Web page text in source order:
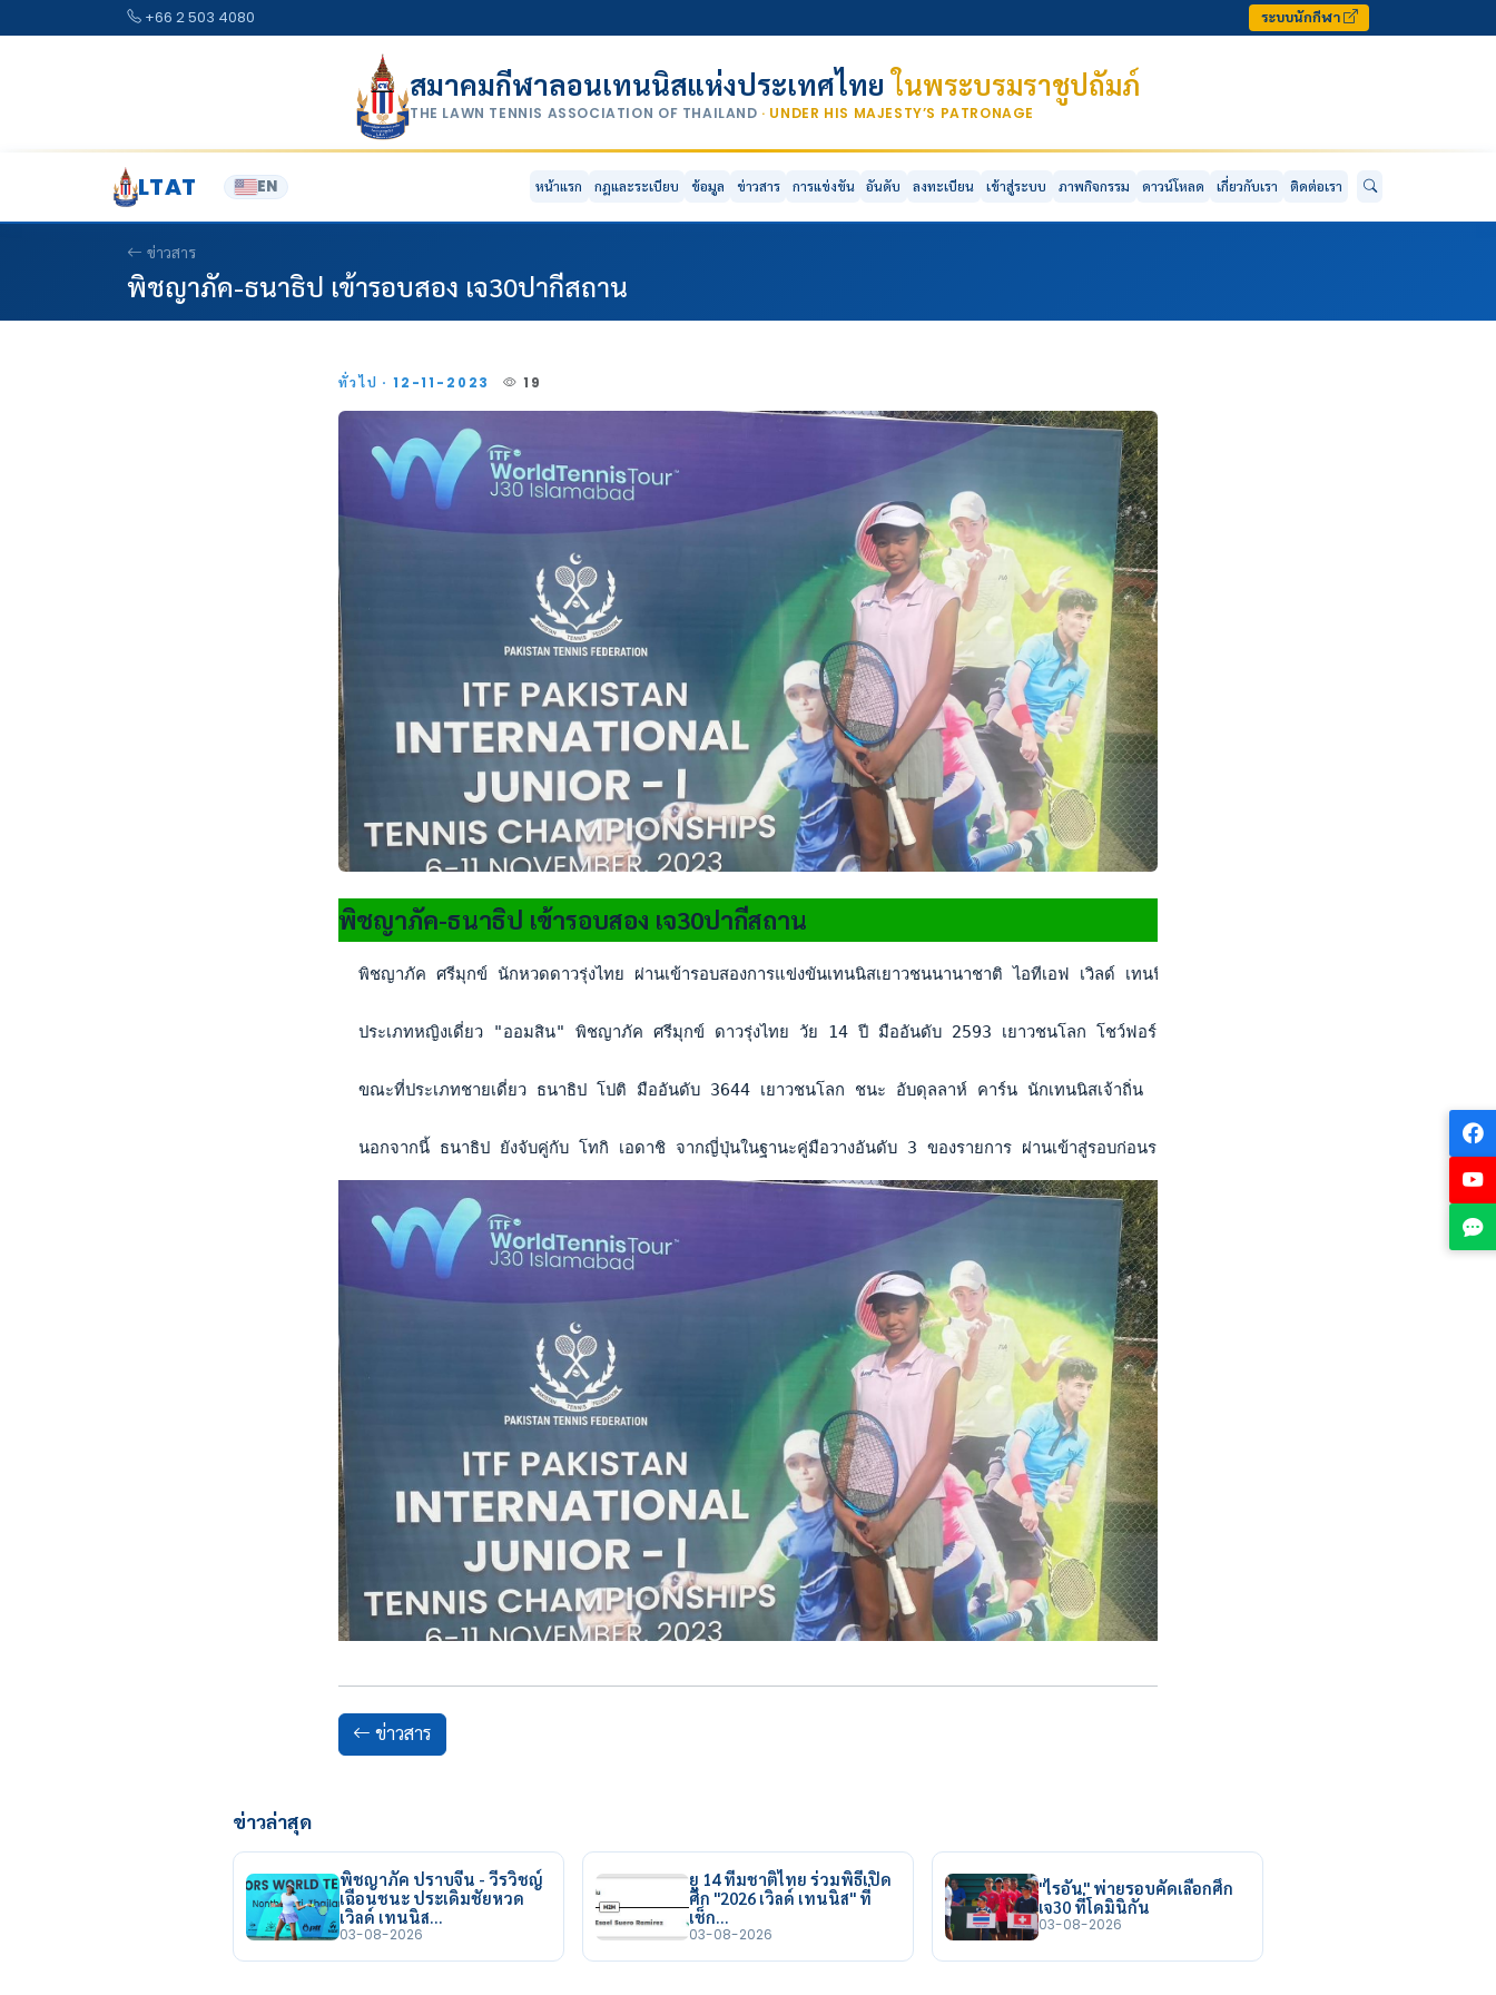
+66 2 503 4080 ระบบนักกีฬา
สมาคมกีฬาลอนเทนนิสแห่งประเทศไทยในพระบรมราชูปถัมภ์
THE LAWN TENNIS ASSOCIATION OF THAILAND · UNDER HIS MAJESTY’S PATRONAGE
LTAT EN หน้าแรก กฎและระเบียบ ข้อมูล ข่าวสาร การแข่งขัน อันดับ ลงทะเบียน เข้าสู่ระบบ ภาพกิจกรรม ดาวน์โหลด เกี่ยวกับเรา ติดต่อเรา
ข่าวสาร
พิชญาภัค-ธนาธิป เข้ารอบสอง เจ30ปากีสถาน
ทั่วไป · 12-11-2023 19
พิชญาภัค-ธนาธิป เข้ารอบสอง เจ30ปากีสถาน
พิชญาภัค ศรีมุกข์ นักหวดดาวรุ่งไทย ผ่านเข้ารอบสองการแข่งขันเทนนิสเยาวชนนานาชาติ ไอทีเอฟ เวิลด์ เทนนิส ทัวร์ จูเนียร์ส เจ30 ที่เมือง อิสลามาบัด
ประเภทหญิงเดี่ยว "ออมสิน" พิชญาภัค ศรีมุกข์ ดาวรุ่งไทย วัย 14 ปี มืออันดับ 2593 เยาวชนโลก โชว์ฟอร์มยอดเยี่ยม พลิกเอาชนะ มาดิน่า โอมาโร
ขณะที่ประเภทชายเดี่ยว ธนาธิป โปติ มืออันดับ 3644 เยาวชนโลก ชนะ อับดุลลาห์ คาร์น นักเทนนิสเจ้าถิ่น  6-2, 6-4 ธนาธิป ผ่านเข้ารอบสองไปพบ ฮ
นอกจากนี้ ธนาธิป ยังจับคู่กับ โทกิ เอดาชิ จากญี่ปุ่นในฐานะคู่มือวางอันดับ 3 ของรายการ ผ่านเข้าสู่รอบก่อนรองชนะเลิศโดยไม่ต้องออกแรงเหนื่อย หลังชนะ
ข่าวสาร
ข่าวล่าสุด
พิชญาภัค ปราบจีน - วีรวิชญ์
เฉือนชนะ ประเดิมชัยหวด
เวิลด์ เทนนิส…
03-08-2026
ยู 14 ทีมชาติไทย ร่วมพิธีเปิด
ศึก "2026 เวิลด์ เทนนิส" ที่
เช็ก…
03-08-2026
"ไรอัน" พ่ายรอบคัดเลือกศึก
เจ30 ที่โดมินิกัน
03-08-2026